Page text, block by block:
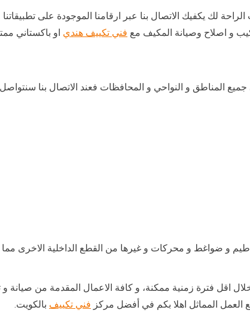
لك يكفيك الاتصال بنا عبر ارقامنا الموجودة على
و اصلاح وصيانة المكيف مع فني تكييف هندي او باكستاني
المناطق و النواحي و المحافظات فعند الاتصال بنا
و ضواغط و محركات و غيرها من القطع الداخلية الاخرى
اقل فترة زمنية ممكنة، و كافة الاعمال المقدمة من صيانة
العمل المماثل اهلا بكم في أفضل مركز فني تكييف بالكويت.